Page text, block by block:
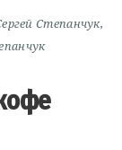
Степанчук,